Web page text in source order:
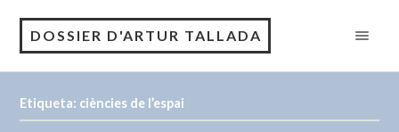
DOSSIER D'ARTUR TALLADA
Etiqueta: ciències de l’espai